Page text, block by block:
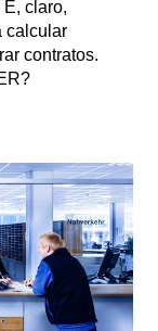
claro,
calcular
contratos.